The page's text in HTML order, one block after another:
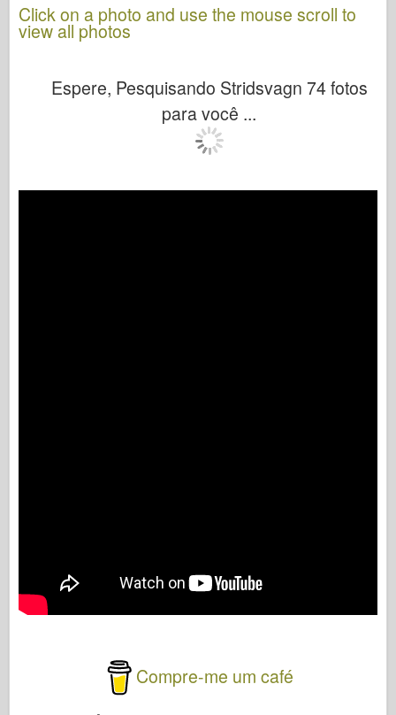
Click on a photo and use the mouse scroll to
view all photos
Espere, Pesquisando Stridsvagn 74 fotos
para você ...
Compre-me um café